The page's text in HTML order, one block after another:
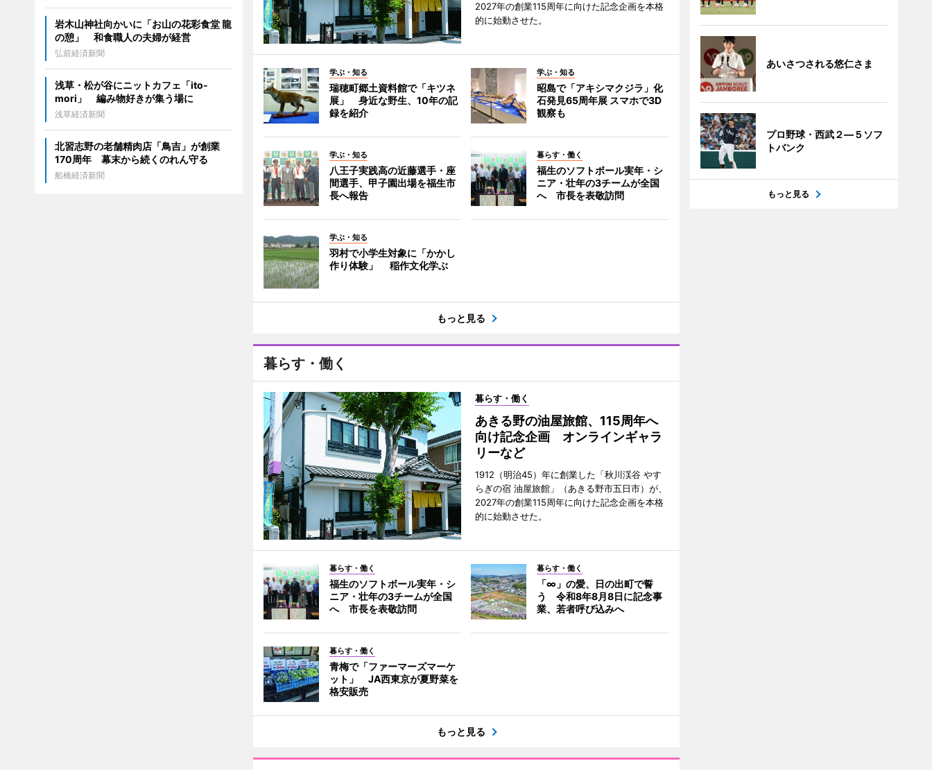
2027年の創業115周年に向けた記念企画を本格
的に始動させた。
学ぶ・知る
瑞穂町郷土資料館で「キツネ
展」 身近な野生、10年の記
録を紹介
学ぶ・知る
昭島で「アキシマクジラ」化
石発見65周年展 スマホで3D
観察も
学ぶ・知る
八王子実践高の近藤選手・座
間選手、甲子園出場を福生市
長へ報告
暮らす・働く
福生のソフトボール実年・シ
ニア・壮年の3チームが全国
へ 市長を表敬訪問
学ぶ・知る
羽村で小学生対象に「かかし
作り体験」 稲作文化学ぶ
もっと見る
暮らす・働く
暮らす・働く
あきる野の油屋旅館、115周年へ
向け記念企画 オンラインギャラ
リーなど
1912（明治45）年に創業した「秋川渓谷 やす
らぎの宿 油屋旅館」（あきる野市五日市）が、
2027年の創業115周年に向けた記念企画を本格
的に始動させた。
暮らす・働く
福生のソフトボール実年・シ
ニア・壮年の3チームが全国
へ 市長を表敬訪問
暮らす・働く
「∞」の愛、日の出町で誓
う 令和8年8月8日に記念事
業、若者呼び込みへ
暮らす・働く
青梅で「ファーマーズマーケ
ット」 JA西東京が夏野菜を
格安販売
もっと見る
岩木山神社向かいに「お山の花彩食堂 龍
の憩」 和食職人の夫婦が経営
弘前経済新聞
浅草・松が谷にニットカフェ「ito-
mori」 編み物好きが集う場に
浅草経済新聞
北習志野の老舗精肉店「鳥吉」が創業
170周年 幕末から続くのれん守る
船橋経済新聞
あいさつされる悠仁さま
プロ野球・西武２―５ソフ
トバンク
もっと見る